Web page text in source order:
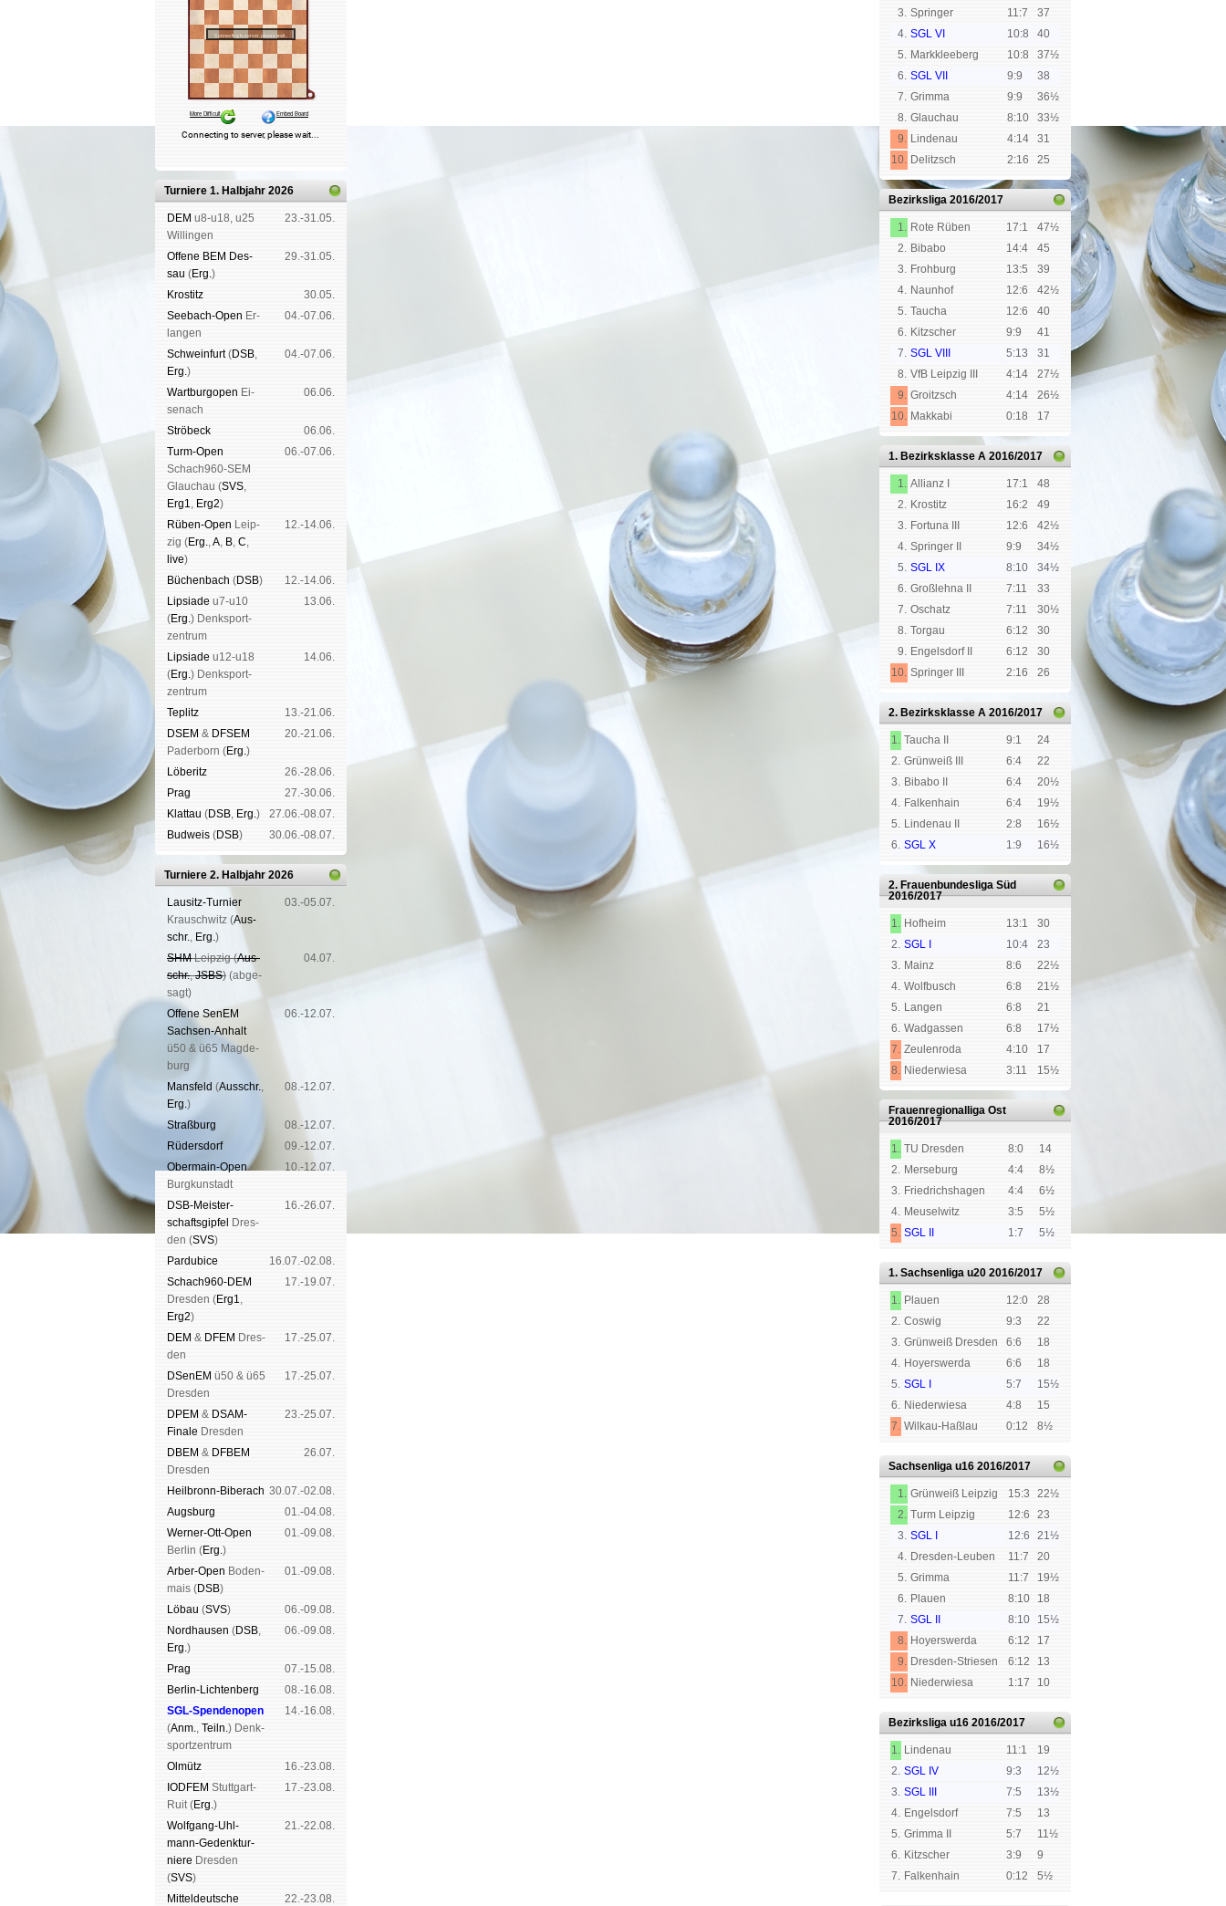
Turniere 1. Halbjahr 2026
DEM u8-u18, u25
Wil­lin­gen
23.-31.05.
Offene BEM Des­
sau (Erg.)
29.-31.05.
Kros­titz
30.05.
See­bach-Open Er­
lan­gen
04.-07.06.
Schwein­furt(DSB,
Erg.)
04.-07.06.
Wart­burg­open Ei­
se­nach
06.06.
Strö­beck
06.06.
Turm-Open
Schach960-SEM
Glau­chau (SVS,
Erg1, Erg2)
06.-07.06.
Rüben-Open Leip­
zig (Erg.,A, B, C,
live)
12.-14.06.
Büchen­bach (DSB)
12.-14.06.
Lipsiade u7-u10
(Erg.) Denk­sport­
zen­trum
13.06.
Lipsiade u12-u18
(Erg.) Denk­sport­
zen­trum
14.06.
Tep­litz
13.-21.06.
DSEM & DFSEM
Pader­born (Erg.)
20.-21.06.
Lö­be­ritz
26.-28.06.
Prag
27.-30.06.
Klat­tau (DSB, Erg.)
27.06.-08.07.
Bud­weis (DSB) 30.06.-08.07.
Turniere 2. Halbjahr 2026
Lau­sitz-Tur­nier
Krausch­witz (Aus­
schr., Erg.)
03.-05.07.
SHMLeip­zig (Aus­
schr.,JSBS) (ab­ge­
sagt)
04.07.
Offene SenEM
Sach­sen-An­halt
ü50 & ü65 Mag­de­
burg
06.-12.07.
Mans­feld (Aus­schr.,
Erg.)
08.-12.07.
Straß­burg
08.-12.07.
Rüders­dorf
09.-12.07.
Ober­main-Open
Burg­kun­stadt
10.-12.07.
DSB-Meister­
schafts­gipfel
Dres­
den (SVS)
16.-26.07.
Pardu­bice
16.07.-02.08.
Schach960-DEM
Dres­den (Erg1,
Erg2)
17.-19.07.
DEM & DFEM Dres­
den
17.-25.07.
DSenEM ü50 & ü65
Dres­den
17.-25.07.
DPEM & DSAM-
Finale Dres­den
23.-25.07.
DBEM & DFBEM
Dres­den
26.07.
Heil­bronn-Bi­ber­ach 30.07.-02.08.
Augs­burg
01.-04.08.
Werner-Ott-Open
Ber­lin (Erg.)
01.-09.08.
Arber-Open Boden­
mais (DSB)
01.-09.08.
Lö­bau (SVS)
06.-09.08.
Nord­hau­sen (DSB,
Erg.)
06.-09.08.
Prag
07.-15.08.
Berlin-Lich­ten­berg
08.-16.08.
SGL-Spenden­open
(Anm., Teiln.) Denk­
sport­zen­trum
14.-16.08.
Ol­mütz
16.-23.08.
IODFEM Stutt­gart-
Ruit (Erg.)
17.-23.08.
Wolf­gang-Uhl­
mann-Ge­denk­tur­
niere Dres­den
(SVS)
21.-22.08.
Mit­tel­deu­tsche 22.-23.08.
3. Springer 11:7
37
4. SGL VI 10:8
40
5. Markkleeberg 10:8
37½
6. SGL VII 9:9
38
7. Grimma 9:9
36½
8. Glauchau 8:10
33½
9. Lindenau 4:14
31
10. Delitzsch 2:16 25
Bezirksliga 2016/2017
1. Rote Rüben 17:1
47½
2. Bibabo 14:4
45
3. Frohburg 13:5
39
4. Naunhof 12:6
42½
5. Taucha 12:6
40
6. Kitzscher 9:9
41
7. SGL VIII 5:13
31
8. VfB Leipzig III 4:14
27½
9. Groitzsch 4:14
26½
10. Makkabi 0:18 17
1. Bezirksklasse A 2016/2017
1. Allianz I 17:1
48
2. Krostitz 16:2
49
3. Fortuna III 12:6
42½
4. Springer II 9:9
34½
5. SGL IX 8:10
34½
6. Großlehna II 7:11
33
7. Oschatz 7:11
30½
8. Torgau 6:12
30
9. Engelsdorf II 6:12
30
10. Springer III 2:16 26
2. Bezirksklasse A 2016/2017
1. Taucha II 9:1
24
2. Grünweiß III 6:4
22
3. Bibabo II 6:4
20½
4. Falkenhain 6:4
19½
5. Lindenau II 2:8
16½
6. SGL X 1:9 16½
2. Frauenbundesliga Süd
2016/2017
1. Hofheim 13:1
30
2. SGL I 10:4
23
3. Mainz 8:6
22½
4. Wolfbusch 6:8
21½
5. Langen 6:8
21
6. Wadgassen 6:8
17½
7. Zeulenroda 4:10
17
8. Niederwiesa 3:11 15½
Frauenregionalliga Ost
2016/2017
1. TU Dresden 8:0
14
2. Merseburg 4:4
8½
3. Friedrichshagen 4:4
6½
4. Meuselwitz 3:5
5½
5. SGL II 1:7 5½
1. Sachsenliga u20 2016/2017
1. Plauen 12:0
28
2. Coswig 9:3
22
3. Grünweiß Dresden 6:6
18
4. Hoyerswerda 6:6
18
5. SGL I 5:7
15½
6. Niederwiesa 4:8
15
7. Wilkau-Haßlau 0:12 8½
Sachsenliga u16 2016/2017
1. Grünweiß Leipzig 15:3
22½
2. Turm Leipzig 12:6
23
3. SGL I 12:6
21½
4. Dresden-Leuben 11:7
20
5. Grimma 11:7
19½
6. Plauen 8:10
18
7. SGL II 8:10
15½
8. Hoyerswerda 6:12
17
9. Dresden-Striesen 6:12
13
10. Niederwiesa 1:17 10
Bezirksliga u16 2016/2017
1. Lindenau 11:1
19
2. SGL IV 9:3
12½
3. SGL III 7:5
13½
4. Engelsdorf 7:5
13
5. Grimma II 5:7
11½
6. Kitzscher 3:9
9
7. Falkenhain 0:12 5½